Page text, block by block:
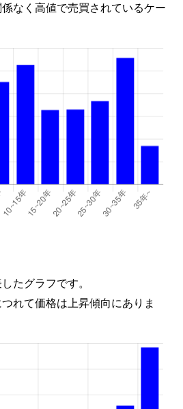
なく高値で売買されているケー
たグラフです。
れて価格は上昇傾向にありま